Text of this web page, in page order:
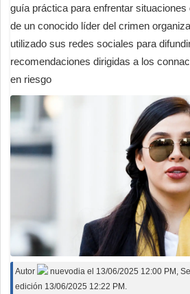
guía práctica para enfrentar
de un conocido líder del crimen
utilizado sus redes sociales para
recomendaciones dirigidas a los
en riesgo
Autor nuevodia el 13/06/2025 12:00 PM ,
edición 13/06/2025 12:22 PM.